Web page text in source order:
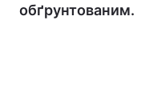
обґрунтованим.